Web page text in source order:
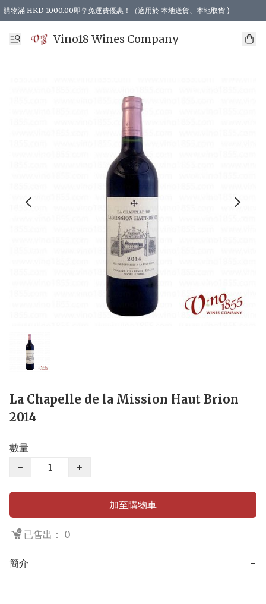
購物滿 HKD 1000.00即享免運費優惠！（適用於 本地送貨、本地取貨 )
Vino18 Wines Company
La Chapelle de la Mission Haut Brion
2014
數量
−
+
加至購物車
已售出： 0
簡介 −